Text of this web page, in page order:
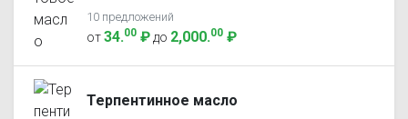
10 предложений
от34.00 ₽ до 2,000.00 ₽
Терпентинное масло